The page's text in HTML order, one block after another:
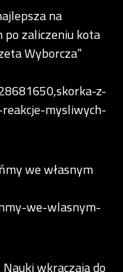
na
po zaliczeniu kota
Wyborcza”
z-
mysliwych-
we własnym
we-wlasnym-
wkraczają do